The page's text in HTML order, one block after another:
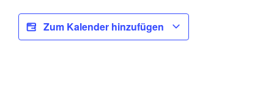
Zum Kalender hinzufügen